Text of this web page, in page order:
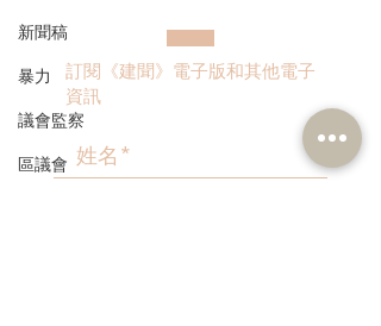
新聞稿
暴力
議會監察
區議會
訂閱《建聞》電子版和其他電子
資訊